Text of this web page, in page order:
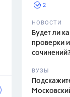
2
НОВОСТИ
Будет ли
проверки
сочинений?
ВУЗЫ